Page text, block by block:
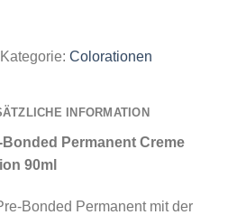
Kategorie: Colorationen
INFORMATION
Permanent Creme
90ml
Bonded Permanent mit der